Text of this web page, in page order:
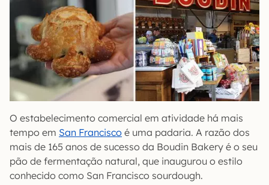
O estabelecimento comercial em atividade há mais
tempo em San Francisco é uma padaria. A razão dos
mais de 165 anos de sucesso da Boudin Bakery é o seu
pão de fermentação natural, que inaugurou o estilo
conhecido como San Francisco sourdough.